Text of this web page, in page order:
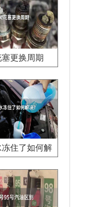
塞更换周期
住了如何解